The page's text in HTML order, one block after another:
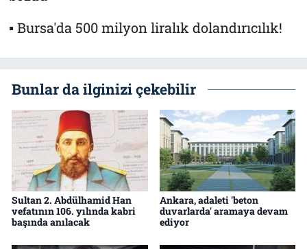
▪ Bursa'da 500 milyon liralık dolandırıcılık!
Bunlar da ilginizi çekebilir
Sultan 2. Abdülhamid Han
vefatının 106. yılında kabri
başında anılacak
Ankara, adaleti 'beton
duvarlarda' aramaya devam
ediyor